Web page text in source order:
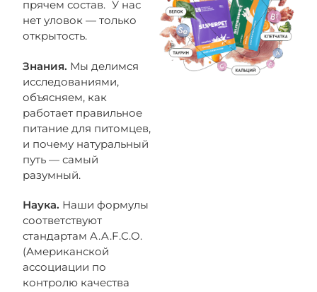
прячем состав. У нас
нет уловок — только
открытость.
Знания. Мы делимся
исследованиями,
объясняем, как
работает правильное
питание для питомцев,
и почему натуральный
путь — самый
разумный.
Наука. Наши формулы
соответствуют
стандартам A.A.F.C.O.
(Американской
ассоциации по
контролю качества